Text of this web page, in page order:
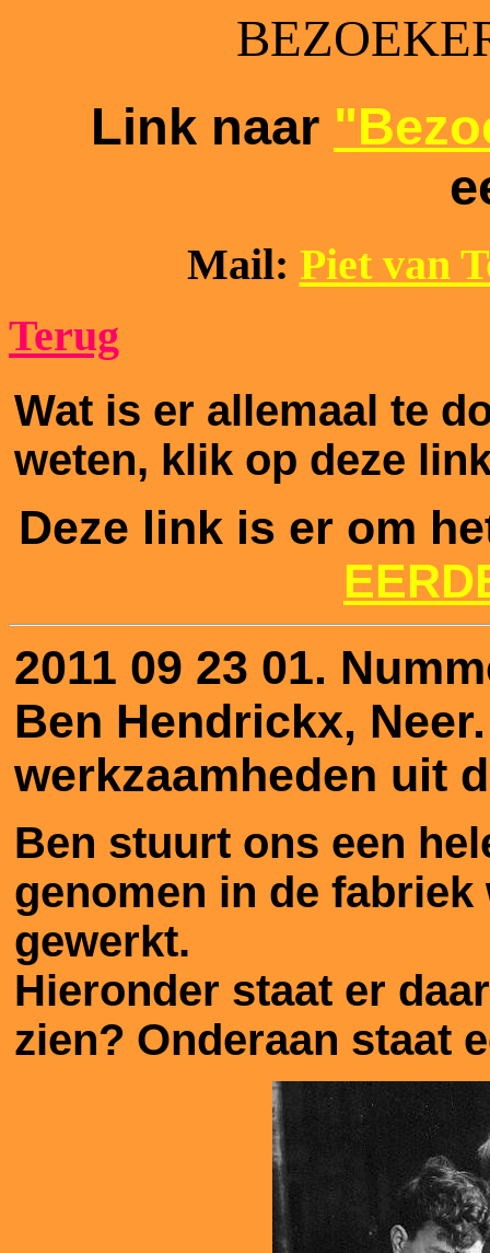
Link naar
Mail: Piet van
Terug
Wat is er allemaal te
weten, klik op deze
Deze link is er om
2011 09 23 01.
Ben Hendrickx,
werkzaamheden uit
Ben stuurt ons een
genomen in de
gewerkt.
Hieronder staat er
zien? Onderaan staat